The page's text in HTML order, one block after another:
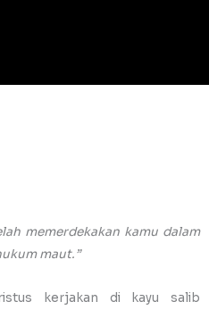
memerdekakan kamu dalam
maut.”
kerjakan di kayu salib